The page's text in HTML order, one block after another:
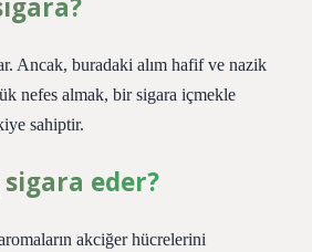
Ancak, buradaki alım hafif ve nazik
nefes almak, bir sigara içmekle
sahiptir.
eder?
akciğer hücrelerini